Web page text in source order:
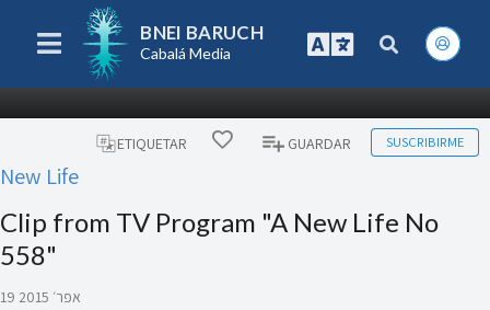
BNEI BARUCH
Cabalá Media
ETIQUETAR GUARDAR SUSCRIBIRME
New Life
Clip from TV Program "A New Life No
558"
19 אפר׳ 2015